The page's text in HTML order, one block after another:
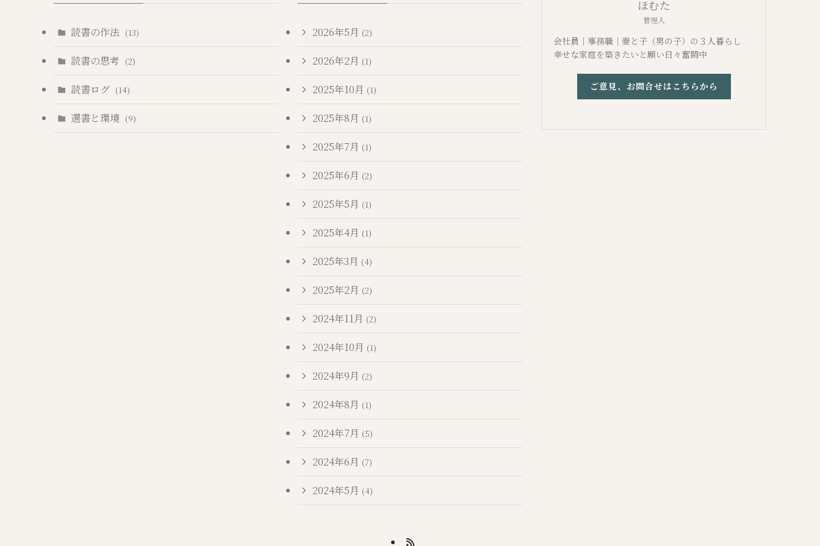
読書の作法 (13)
読書の思考 (2)
読書ログ (14)
選書と環境 (9)
2026年5月 (2)
2026年2月 (1)
2025年10月 (1)
2025年8月 (1)
2025年7月 (1)
2025年6月 (2)
2025年5月 (1)
2025年4月 (1)
2025年3月 (4)
2025年2月 (2)
2024年11月 (2)
2024年10月 (1)
2024年9月 (2)
2024年8月 (1)
2024年7月 (5)
2024年6月 (7)
2024年5月 (4)
ほむた
管理人
会社員｜事務職｜妻と子（男の子）の３人暮らし
幸せな家庭を築きたいと願い日々奮闘中
ご意見、お問合せはこちらから